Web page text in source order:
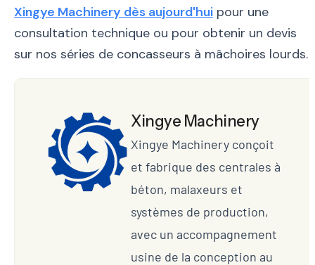
Xingye Machinery dès aujourd'hui pour une
consultation technique ou pour obtenir un devis
sur nos séries de concasseurs à mâchoires lourds.
Xingye Machinery
Xingye Machinery conçoit
et fabrique des centrales à
béton, malaxeurs et
systèmes de production,
avec un accompagnement
usine de la conception au